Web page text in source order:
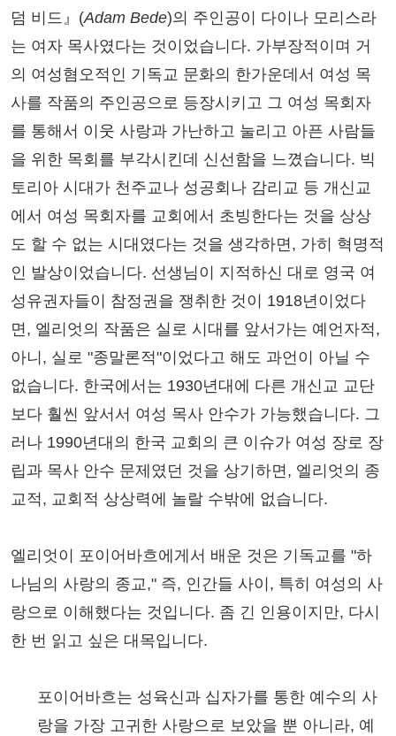
덤 비드』(Adam Bede)의 주인공이 다이나 모리스라
는 여자 목사였다는 것이었습니다. 가부장적이며 거
의 여성혐오적인 기독교 문화의 한가운데서 여성 목
사를 작품의 주인공으로 등장시키고 그 여성 목회자
를 통해서 이웃 사랑과 가난하고 눌리고 아픈 사람들
을 위한 목회를 부각시킨데 신선함을 느꼈습니다. 빅
토리아 시대가 천주교나 성공회나 감리교 등 개신교
에서 여성 목회자를 교회에서 초빙한다는 것을 상상
도 할 수 없는 시대였다는 것을 생각하면, 가히 혁명적
인 발상이었습니다. 선생님이 지적하신 대로 영국 여
성유권자들이 참정권을 쟁취한 것이 1918년이었다
면, 엘리엇의 작품은 실로 시대를 앞서가는 예언자적,
아니, 실로 "종말론적"이었다고 해도 과언이 아닐 수
없습니다. 한국에서는 1930년대에 다른 개신교 교단
보다 훨씬 앞서서 여성 목사 안수가 가능했습니다. 그
러나 1990년대의 한국 교회의 큰 이슈가 여성 장로 장
립과 목사 안수 문제였던 것을 상기하면, 엘리엇의 종
교적, 교회적 상상력에 놀랄 수밖에 없습니다.
엘리엇이 포이어바흐에게서 배운 것은 기독교를 "하
나님의 사랑의 종교," 즉, 인간들 사이, 특히 여성의 사
랑으로 이해했다는 것입니다. 좀 긴 인용이지만, 다시
한 번 읽고 싶은 대목입니다.
포이어바흐는 성육신과 십자가를 통한 예수의 사
랑을 가장 고귀한 사랑으로 보았을 뿐 아니라, 예